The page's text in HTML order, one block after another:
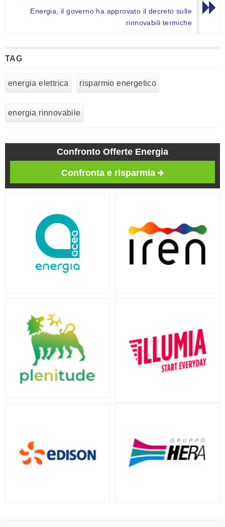
Energia, il governo ha approvato il decreto sulle
rinnovabili termiche
TAG
energia elettrica risparmio energetico
energia rinnovabile
Confronto Offerte Energia
Confronta e risparmia